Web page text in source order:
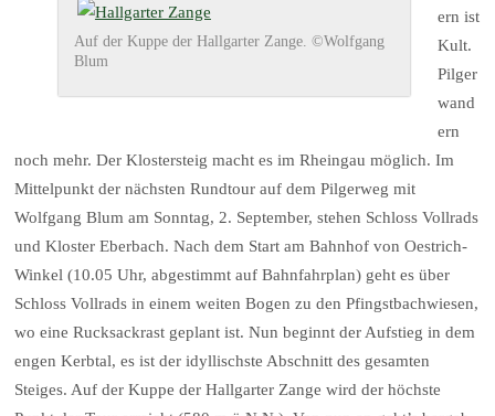
Auf der Kuppe der Hallgarter Zange. ©Wolfgang
Blum
ern ist
Kult.
Pilger
wand
ern
noch mehr. Der Klostersteig macht es im Rheingau möglich. Im
Mittelpunkt der nächsten Rundtour auf dem Pilgerweg mit
Wolfgang Blum am Sonntag, 2. September, stehen Schloss Vollrads
und Kloster Eberbach. Nach dem Start am Bahnhof von Oestrich-
Winkel (10.05 Uhr, abgestimmt auf Bahnfahrplan) geht es über
Schloss Vollrads in einem weiten Bogen zu den Pfingstbachwiesen,
wo eine Rucksackrast geplant ist. Nun beginnt der Aufstieg in dem
engen Kerbtal, es ist der idyllischste Abschnitt des gesamten
Steiges. Auf der Kuppe der Hallgarter Zange wird der höchste